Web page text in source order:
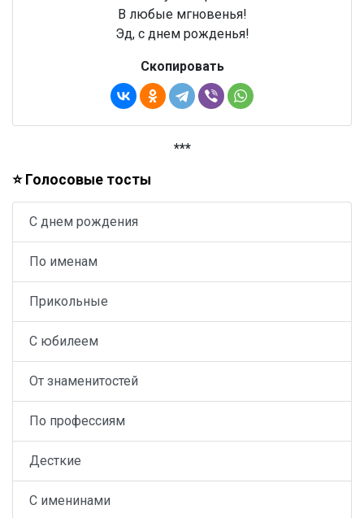
В любые мгновенья!
Эд, с днем рожденья!
Скопировать
***
⭐ Голосовые тосты
С днем рождения
По именам
Прикольные
С юбилеем
От знаменитостей
По профессиям
Десткие
С именинами